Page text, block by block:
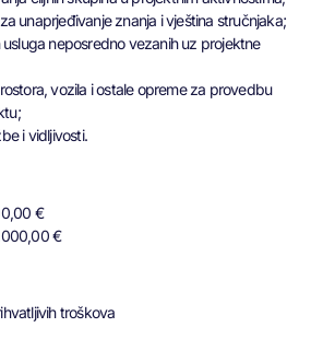
unaprjeđivanje znanja i vještina stručnjaka;
neposredno vezanih uz projektne
vozila i ostale opreme za provedbu
i vidljivosti.
€
€
troškova